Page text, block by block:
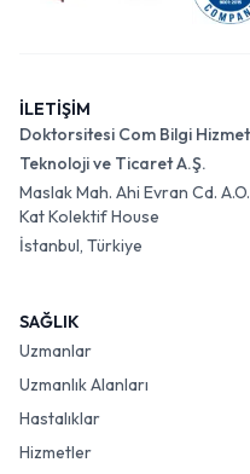
İLETİŞİM
Doktorsitesi Com Bilgi
Teknoloji ve Ticaret A.Ş.
Maslak Mah. Ahi Evran Cd.
Kat Kolektif House
İstanbul, Türkiye
SAĞLIK
Uzmanlar
Uzmanlık Alanları
Hastalıklar
Hizmetler